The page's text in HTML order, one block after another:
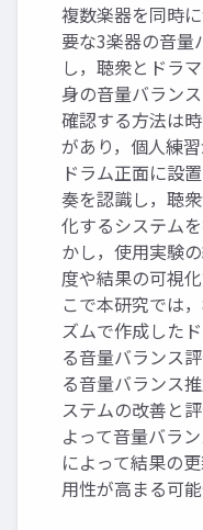
複数楽器を同時
要な3楽器の音量
し，聴衆とドラ
身の音量バラン
確認する方法は
があり，個人練
ドラム正面に設
奏を認識し，聴
化するシステム
かし，使用実験
度や結果の可視
こで本研究では
ズムで作成した
る音量バランス
る音量バランス
ステムの改善と
よって音量バラ
によって結果の
用性が高まる可